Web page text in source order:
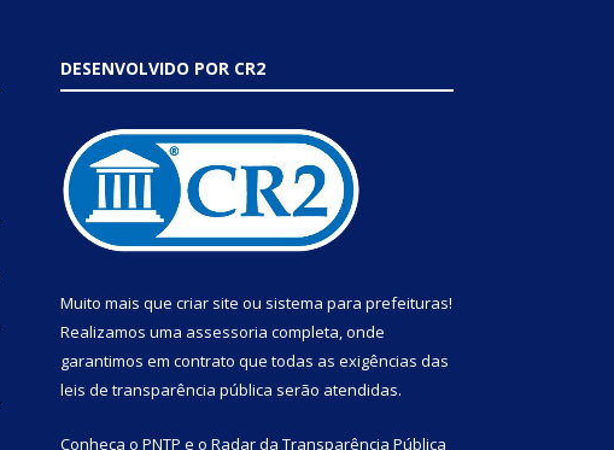
DESENVOLVIDO POR CR2
Muito mais que criar site ou sistema para prefeituras!
Realizamos uma assessoria completa, onde
garantimos em contrato que todas as exigências das
leis de transparência pública serão atendidas.
Conheça o PNTP e o Radar da Transparência Pública